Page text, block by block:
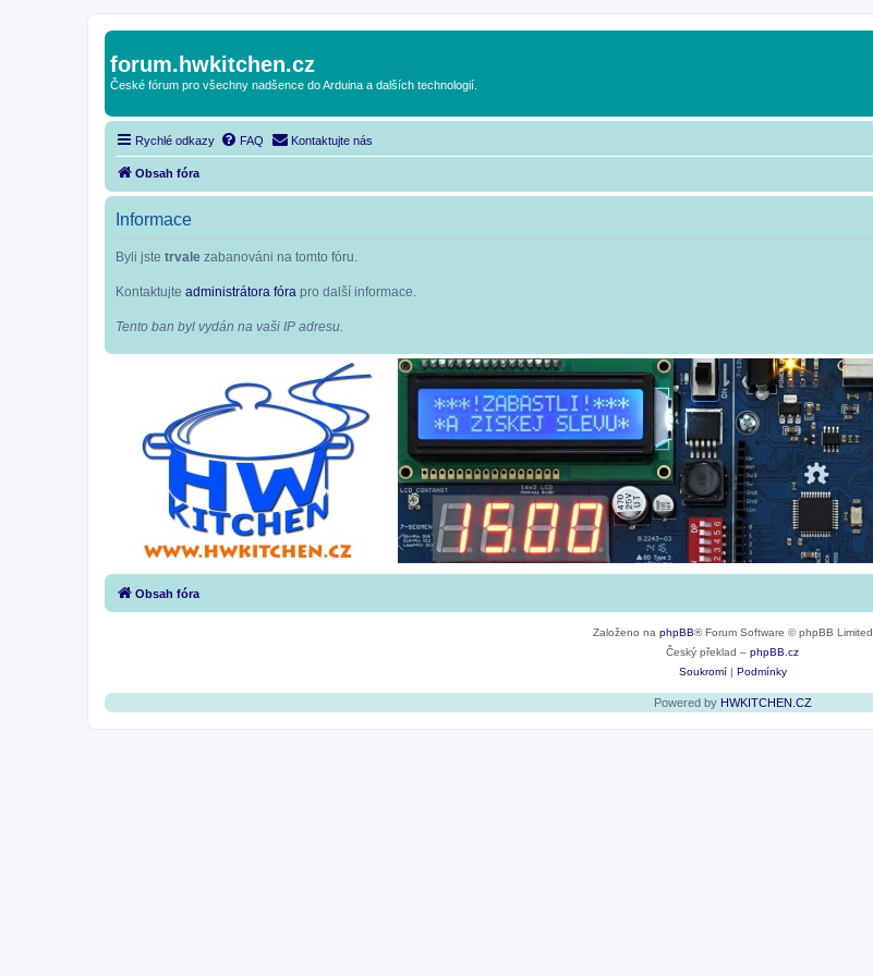
forum.hwkitchen.cz
České fórum pro všechny nadšence do Arduina a dalších technologií.
Rychlé odkazy FAQ Kontaktujte nás
Obsah fóra
Informace
Byli jste trvale zabanováni na tomto fóru.
Kontaktujte administrátora fóra pro další informace.
Tento ban byl vydán na vaši IP adresu.
Obsah fóra
Založeno na phpBB® Forum Software © phpBB Limited
Český překlad – phpBB.cz
Soukromí| Podmínky
Powered by HWKITCHEN.CZ